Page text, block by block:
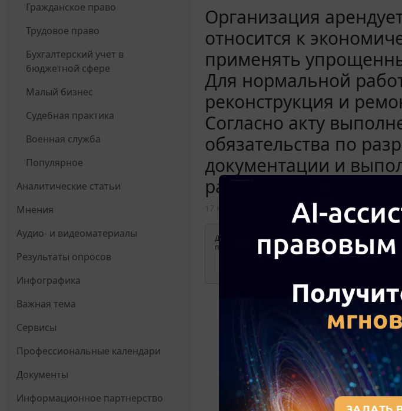
Гражданское право
Трудовое право
Бухгалтерский учет в
бюджетной сфере
Малый бизнес
Судебная практика
Военная служба
Популярное
Аналитические статьи
Мнения
Аудио- и видеоматериалы
Результаты опросов
Инфографика
Важная тема
Сервисы
Профессиональные календари
Документы
Информационное партнерство
Организация
относится к
применять
Для нормальной
реконструкция и
Согласно акту
обязательства по
документации и
расходы?
Для просмотра актуального текста документа и
применения документа, воспользуйтесь поиском